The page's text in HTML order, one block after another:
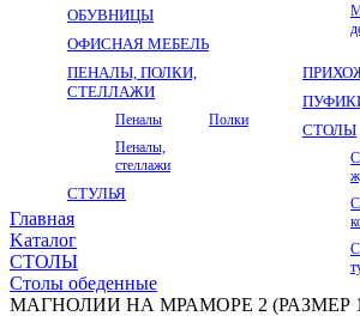
ОБУВНИЦЫ
ОФИСНАЯ МЕБЕЛЬ
ПЕНАЛЫ, ПОЛКИ,
СТЕЛЛАЖИ
Пеналы
Полки
Пеналы,
стеллажи
СТОЛЫ
СТУЛЬЯ
Главная
Kаталог
СТОЛЫ
Столы обеденные
МАГНОЛИИ НА МРАМОРЕ 2 (РАЗМЕР